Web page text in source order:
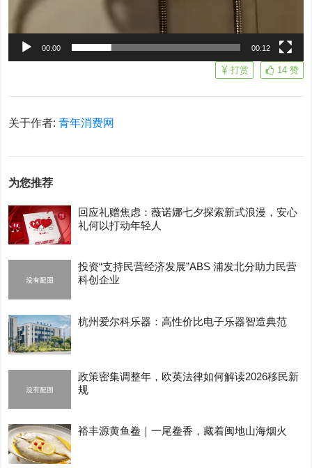
00:00 00:12
14 赞
打赏
关于作者:青年消费网
为您推荐
回应礼赠焦虑：薇诺娜七夕探索新式浪漫，安心
礼何以打动年轻人
投资“支持民营经济发展”ABS 浦发北分助力民营
科创企业
杭州爱尔科乐器：高性价比电子乐器智造典范
政策密集调整年，欧英法律如何解读2026移民新
规
裕丰源黄鱼鲞｜一尾鲞香，藏着闽地山海烟火